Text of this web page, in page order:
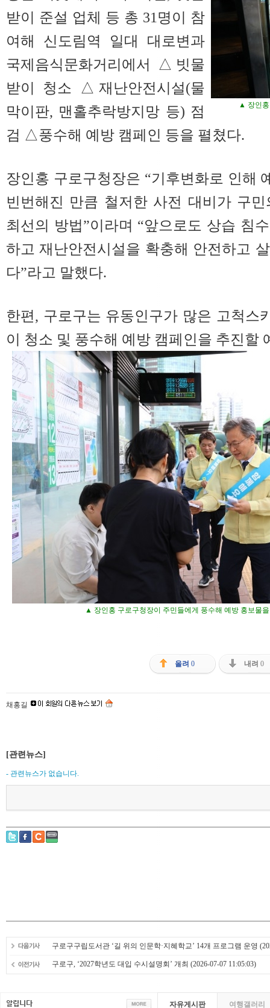
▲ 장인홍
받이 준설 업체 등 총 31명이 참
여해 신도림역 일대 대로변과
국제음식문화거리에서 △빗물
받이 청소 △재난안전시설(물
막이판, 맨홀추락방지망 등) 점
검 △풍수해 예방 캠페인 등을 펼쳤다.
장인홍 구로구청장은 “기후변화로 인해
빈번해진 만큼 철저한 사전 대비가 구
최선의 방법”이라며 “앞으로도 상습 침
하고 재난안전시설을 확충해 안전하고
다”라고 말했다.
한편, 구로구는 유동인구가 많은 고척스
이 청소 및 풍수해 예방 캠페인을 추진할
▲ 장인홍 구로구청장이 주민들에게 풍수해 예방 홍보물
올려 0 내려 0
채홍길
[관련뉴스]
- 관련뉴스가 없습니다.
구로구구립도서관 ‘길 위의 인문학·지혜학교’ 14개 프로그램 운영
구로구, ‘2027학년도 대입 수시설명회’ 개최 (2026-07-07 11:05:03)
자유게시판 여행갤러리